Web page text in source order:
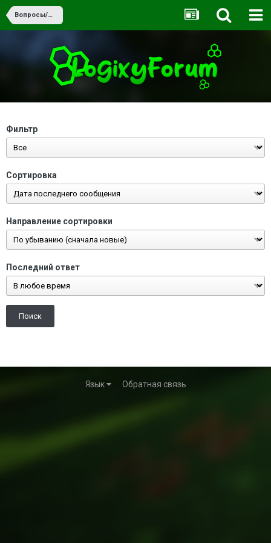
Вопросы/Ответы
Фильтр
Сортировка
Направление сортировки
Последний ответ
Поиск
Язык Обратная связь